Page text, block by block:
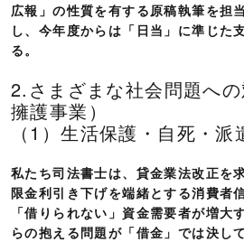
広報」の性質を有する原稿執筆を担
し、今年度からは「日当」に準じた
る。
2.さまざまな社会問題へ
擁護事業）
（1）生活保護・自死・
私たち司法書士は、貸金業法改正を
限金利引き下げを端緒とする消費者
「借りられない」資金需要者が増大
らの抱える問題が「借金」では決し